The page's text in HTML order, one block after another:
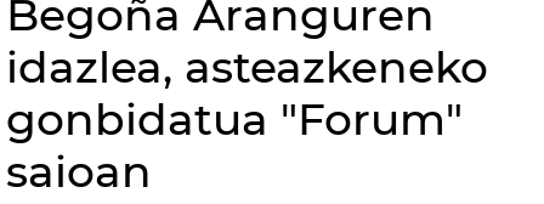
Begoña Aranguren
idazlea, asteazkeneko
gonbidatua "Forum"
saioan